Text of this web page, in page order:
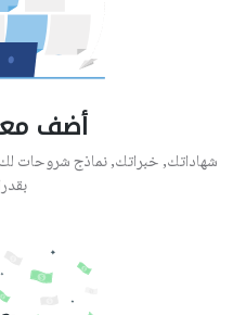
أضف
شهاداتك, خبراتك, نماذج شروحات